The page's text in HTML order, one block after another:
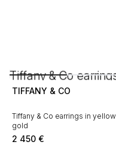
TIFFANY & CO
Tiffany & Co earrings in yellow
gold
2 450 €